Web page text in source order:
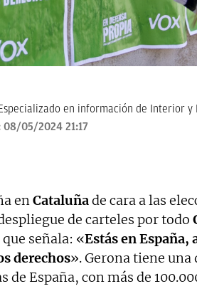
en información de Interior y
08/05/2024 21:17
en Cataluñade cara a las
de carteles por todo
señala: «Estás en España,
derechos». Gerona tiene una
España, con más de